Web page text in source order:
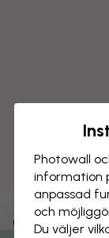
Photowall
information
anpassad
och
Du väljer